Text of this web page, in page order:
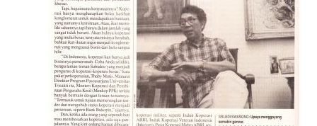
child
menu
Alamat
Rekening
Reseller